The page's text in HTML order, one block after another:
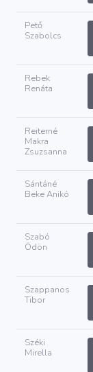
Pető
Szabolcs
Rebek
Renáta
Reiterné
Makra
Zsuzsanna
Sántáné
Beke Anikó
Szabó
Ödön
Szappanos
Tibor
Széki
Mirella